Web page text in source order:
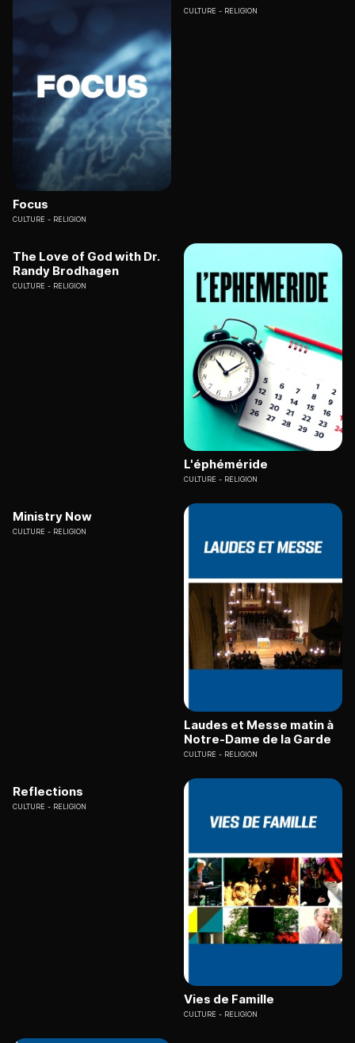
Focus
CULTURE RELIGION
CULTURE RELIGION
The Love of God with Dr.
Randy Brodhagen
CULTURE RELIGION
L'éphéméride
CULTURE RELIGION
Ministry Now
CULTURE RELIGION
Laudes et Messe matin à
Notre-Dame de la Garde
CULTURE RELIGION
Reflections
CULTURE RELIGION
Vies de Famille
CULTURE RELIGION